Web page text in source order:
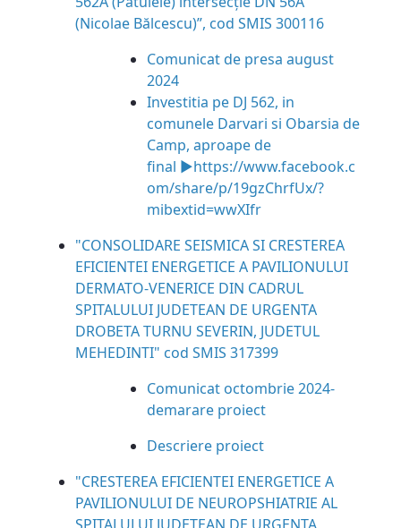
(Nicolae Bălcescu)”, cod SMIS 300116
Comunicat de presa august
2024
Investitia pe DJ 562, in
comunele Darvari si Obarsia de
Camp, aproape de
final ►https://www.facebook.c
om/share/p/19gzChrfUx/?
mibextid=wwXIfr
"CONSOLIDARE SEISMICA SI CRESTEREA
EFICIENTEI ENERGETICE A PAVILIONULUI
DERMATO-VENERICE DIN CADRUL
SPITALULUI JUDETEAN DE URGENTA
DROBETA TURNU SEVERIN, JUDETUL
MEHEDINTI" cod SMIS 317399
Comunicat octombrie 2024-
demarare proiect
Descriere proiect
"CRESTEREA EFICIENTEI ENERGETICE A
PAVILIONULUI DE NEUROPSHIATRIE AL